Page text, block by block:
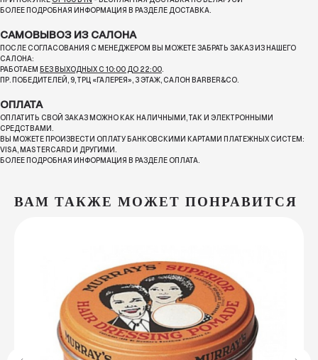
БОЛЕЕ ПОДРОБНАЯ ИНФОРМАЦИЯ В РАЗДЕЛЕ ДОСТАВКА.
САМОВЫВОЗ ИЗ САЛОНА
ПОСЛЕ СОГЛАСОВАНИЯ С МЕНЕДЖЕРОМ ВЫ МОЖЕТЕ ЗАБРАТЬ ЗАКАЗ ИЗ НАШЕГО
САЛОНА:
РАБОТАЕМ БЕЗ ВЫХОДНЫХ С 10:00 ДО 22:00.
ПР. ПОБЕДИТЕЛЕЙ, 9, ТРЦ «ГАЛЕРЕЯ», 3 ЭТАЖ, САЛОН BARBER&CO.
ОПЛАТА
ОПЛАТИТЬ СВОЙ ЗАКАЗ МОЖНО КАК НАЛИЧНЫМИ, ТАК И ЭЛЕКТРОННЫМИ
СРЕДСТВАМИ.
ВЫ МОЖЕТЕ ПРОИЗВЕСТИ ОПЛАТУ БАНКОВСКИМИ КАРТАМИ ПЛАТЕЖНЫХ СИСТЕМ:
VISA, MASTERCARD И ДРУГИМИ.
БОЛЕЕ ПОДРОБНАЯ ИНФОРМАЦИЯ В РАЗДЕЛЕ ОПЛАТА.
ВАМ ТАКЖЕ МОЖЕТ ПОНРАВИТСЯ